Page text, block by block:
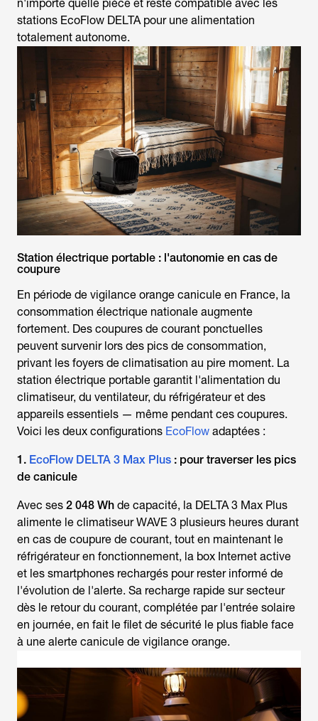
n'importe quelle pièce et reste compatible avec les
stations EcoFlow DELTA pour une alimentation
totalement autonome.
Station électrique portable : l'autonomie en cas de
coupure
En période de vigilance orange canicule en France, la
consommation électrique nationale augmente
fortement. Des coupures de courant ponctuelles
peuvent survenir lors des pics de consommation,
privant les foyers de climatisation au pire moment. La
station électrique portable garantit l'alimentation du
climatiseur, du ventilateur, du réfrigérateur et des
appareils essentiels — même pendant ces coupures.
Voici les deux configurations EcoFlow adaptées :
1. EcoFlow DELTA 3 Max Plus : pour traverser les pics
de canicule
Avec ses 2 048 Wh de capacité, la DELTA 3 Max Plus
alimente le climatiseur WAVE 3 plusieurs heures durant
en cas de coupure de courant, tout en maintenant le
réfrigérateur en fonctionnement, la box Internet active
et les smartphones rechargés pour rester informé de
l'évolution de l'alerte. Sa recharge rapide sur secteur
dès le retour du courant, complétée par l'entrée solaire
en journée, en fait le filet de sécurité le plus fiable face
à une alerte canicule de vigilance orange.